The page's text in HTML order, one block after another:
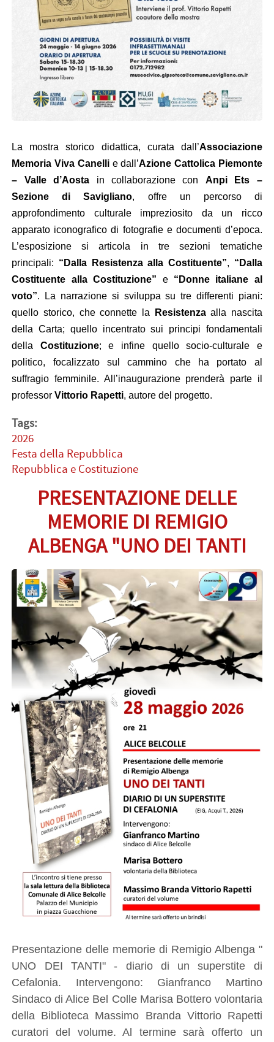
La mostra storico didattica, curata dall’Associazione
Memoria Viva Canellie dall’Azione Cattolica Piemonte
– Valle d’Aosta in collaborazione con Anpi Ets –
Sezione di Savigliano, offre un percorso di
approfondimento culturale impreziosito da un ricco
apparato iconografico di fotografie e documenti d’epoca.
L’esposizione si articola in tre sezioni tematiche
principali: “Dalla Resistenza alla Costituente”, “Dalla
Costituente alla Costituzione” e “Donne italiane al
voto”.
La narrazione si sviluppa su tre differenti piani:
quello storico, che connette la
Resistenzaalla nascita
della Carta; quello incentrato sui principi fondamentali
della Costituzione; e infine quello socio-culturale e
politico, focalizzato sul cammino che ha portato al
suffragio femminile. All’inaugurazione prenderà parte il
professorVittorio Rapetti, autore del progetto.
Tags:
2026
Festa della Repubblica
Repubblica e Costituzione
PRESENTAZIONE DELLE
MEMORIE DI REMIGIO
ALBENGA "UNO DEI TANTI
Presentazione delle memorie di Remigio Albenga "
UNO DEI TANTI" - diario di un superstite di
Cefalonia. Intervengono: Gianfranco Martino
Sindaco di Alice Bel Colle Marisa Bottero volontaria
della Biblioteca Massimo Branda Vittorio Rapetti
curatori del volume. Al termine sarà offerto un